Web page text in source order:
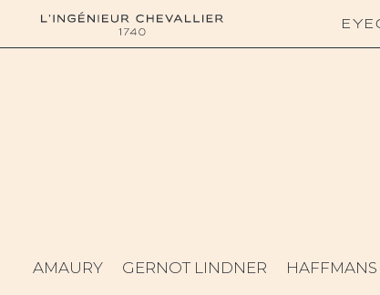
L'ingénieur Chevallier
AMAURY GERNOT LINDNER HAFFMANS